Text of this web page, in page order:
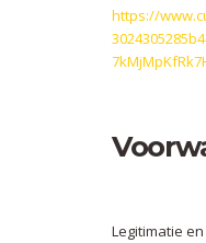
https://
Legitimatie